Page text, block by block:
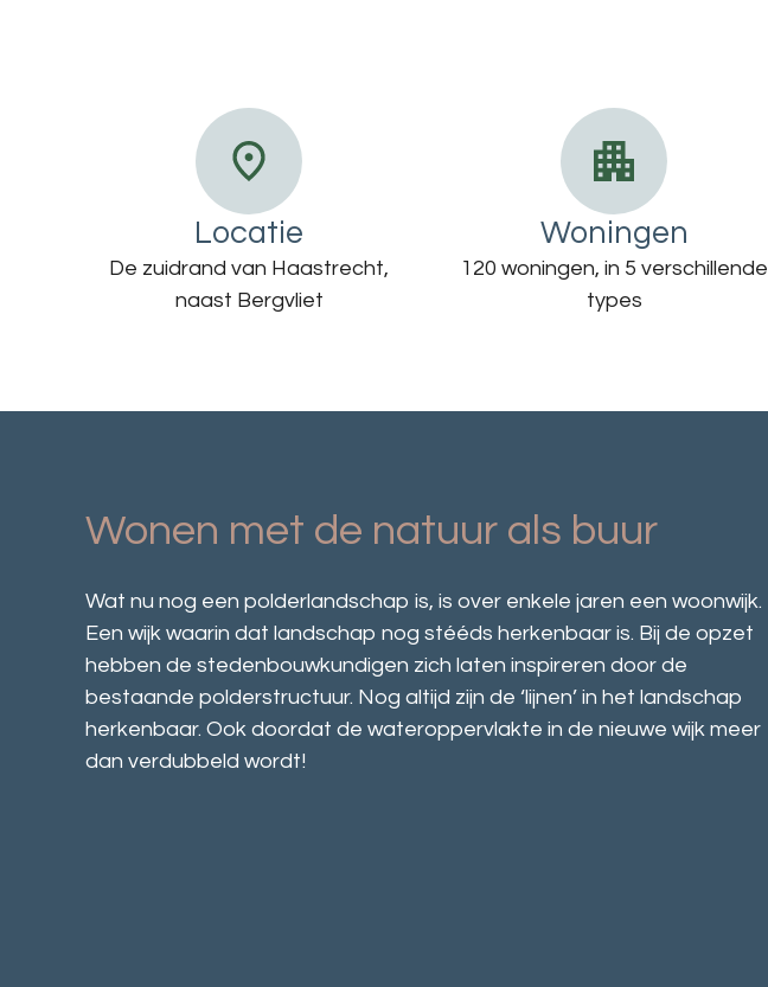
Locatie
De zuidrand van Haastrecht,
naast Bergvliet
Woningen
120 woningen, in 5 verschillende
types
Wonen met de natuur als buur
Wat nu nog een polderlandschap is, is over enkele jaren een woonwijk.
Een wijk waarin dat landschap nog stééds herkenbaar is. Bij de opzet
hebben de stedenbouwkundigen zich laten inspireren door de
bestaande polderstructuur. Nog altijd zijn de ‘lijnen’ in het landschap
herkenbaar. Ook doordat de wateroppervlakte in de nieuwe wijk meer
dan verdubbeld wordt!